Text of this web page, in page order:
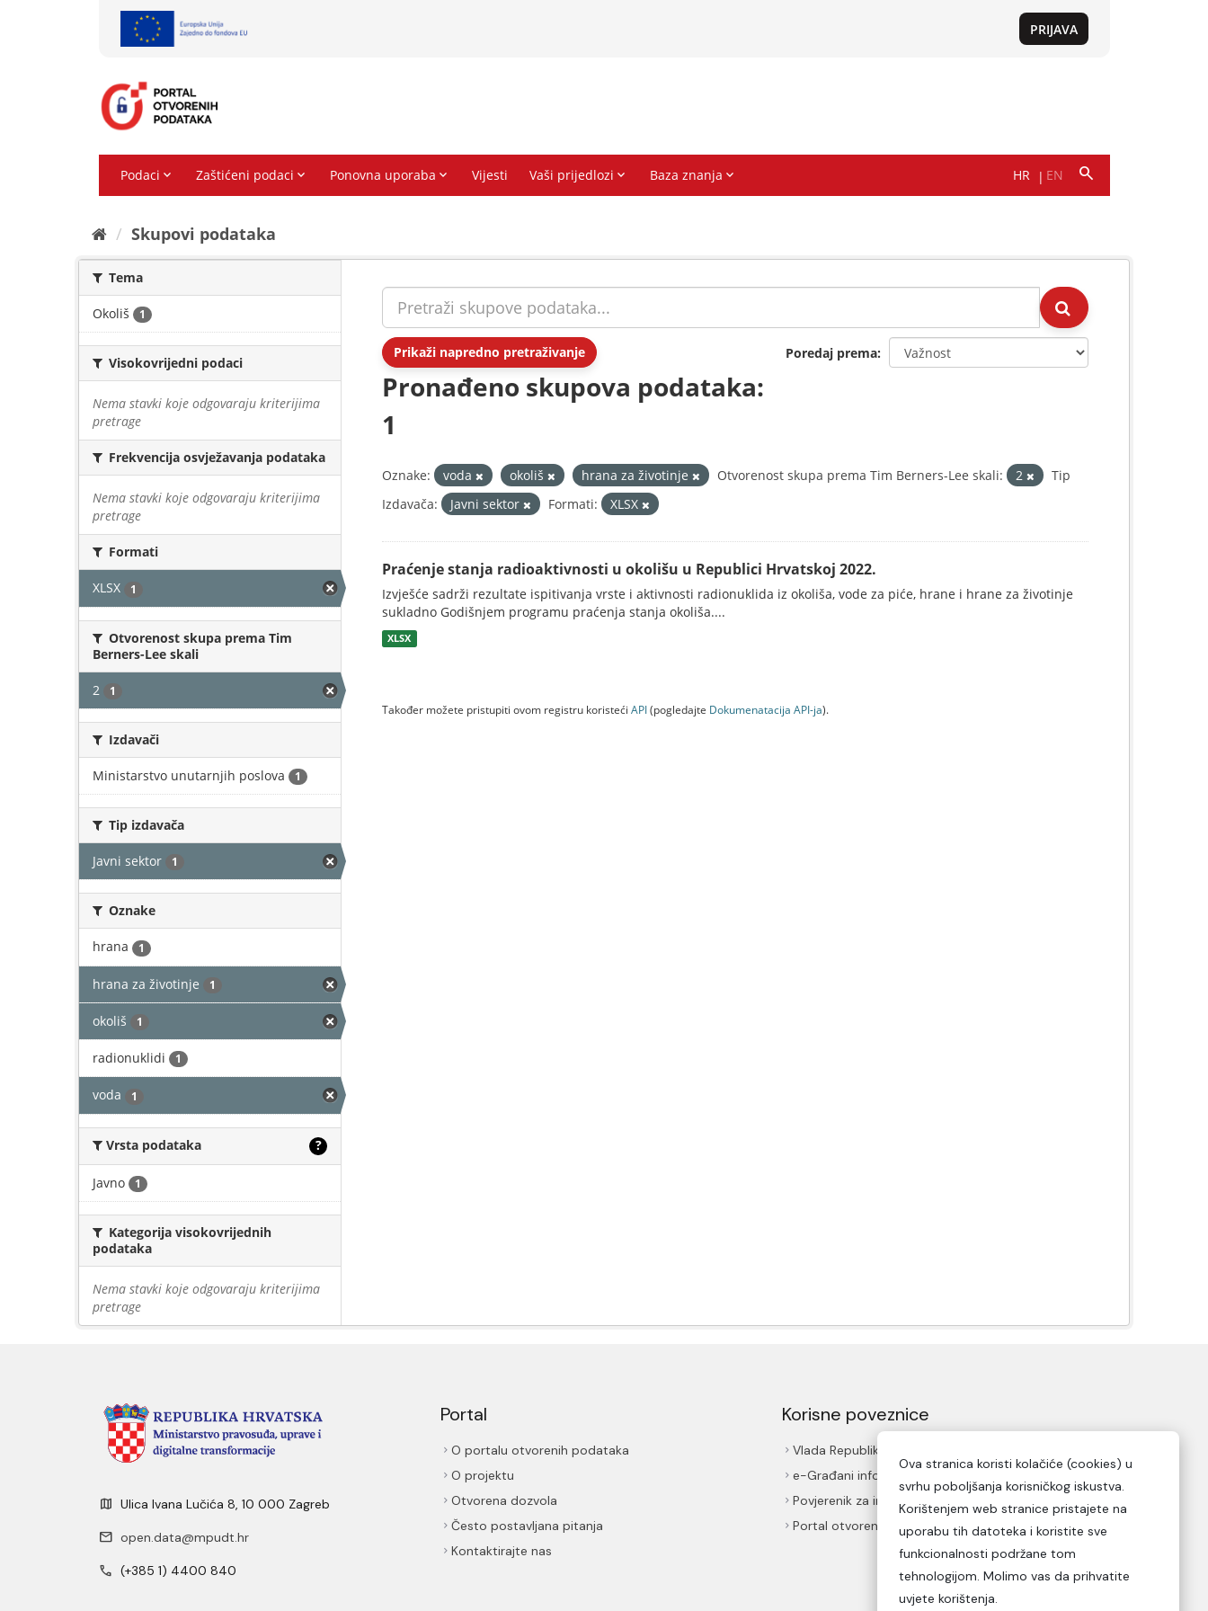
Skupovi podаtаkа
Tema
Okoliš 1
Visokovrijedni podaci
Nema stavki koje odgovaraju kriterijima
pretrage
Frekvencija osvježavanja podataka
Nema stavki koje odgovaraju kriterijima
pretrage
Formati
XLSX 1
Otvorenost skupa prema Tim
Berners-Lee skali
2 1
Izdavači
Ministarstvo unutarnjih poslova 1
Tip izdavača
Javni sektor 1
Oznake
hrana 1
hrana za životinje 1
okoliš 1
radionuklidi 1
voda 1
Vrsta podataka ?
Javno 1
Kategorija visokovrijednih
podataka
Nema stavki koje odgovaraju kriterijima
pretrage
Prikaži napredno pretraživanje Poredaj prema
Pronađeno skupova podataka:
1
Oznake: voda okoliš hrana za životinje Otvorenost skupa prema Tim Berners-Lee skali: 2
Tip
Izdavača:
Javni sektor Formati: XLSX
Praćenje stanja radioaktivnosti u okolišu u Republici Hrvatskoj 2022.
Izvješće sadrži rezultate ispitivanja vrste i aktivnosti radionuklida iz okoliša, vode za piće, hrane i hrane za životinje
sukladno Godišnjem programu praćenja stanja okoliša....
XLSX
Također možete pristupiti ovom registru koristeći API(pogledajte Dokumenаtаcijа API-jа).